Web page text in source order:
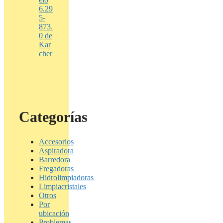
6.29
5-
873.
0 de
Kar
cher
Categorías
Accesorios
Aspiradora
Barredora
Fregadoras
Hidrolimpiadoras
Limpiacristales
Otros
Por
ubicación